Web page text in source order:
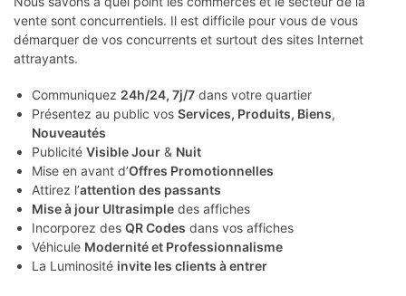
vente sont concurrentiels. Il est difficile pour vous de vous
démarquer de vos concurrents et surtout des sites Internet
attrayants.
Communiquez 24h/24, 7j/7 dans votre quartier
Présentez au public vos Services, Produits, Biens,
Nouveautés
Publicité Visible Jour & Nuit
Mise en avant d’Offres Promotionnelles
Attirez l’attention des passants
Mise à jour Ultrasimple des affiches
Incorporez des QR Codes dans vos affiches
Véhicule Modernité et Professionnalisme
La Luminosité invite les clients à entrer